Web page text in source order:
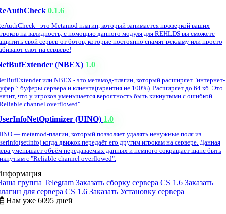
0.1.6
- это Metamod плагин, который занимается проверкой ваших
на валидность, с помощью данного модуля для REHLDS вы сможете
свой сервер от ботов, которые постоянно спамят рекламу или просто
слот на сервере!
(NBEX) 1.0
или NBEX - это метамод-плагин, который расширяет "интернет-
буферы сервера и клиента(гарантия не 100%). Расширяет до 64 кб. Это
что у игроков уменьшается вероятность быть кикнутыми с ошибкой
channel overflowed".
(UINO) 1.0
— metamod-плагин, который позволяет удалять ненужные поля из
когда движок передаёт его другим игрокам на сервере. Данная
уменьшает объём передаваемых данных и немного сокращает шанс быть
с "Reliable channel overflowed".
группа Telegram Заказать сборку сервера CS 1.6 Заказать
для сервера CS 1.6 Заказать Установку сервера
Нам уже 6095 дней